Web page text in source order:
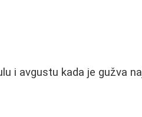
i avgustu kada je gužva